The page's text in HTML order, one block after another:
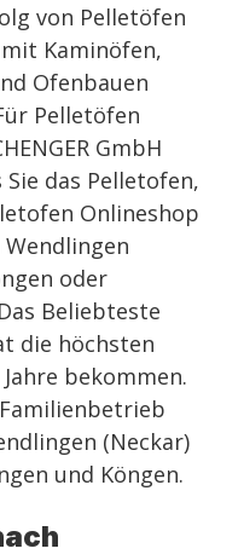
von Pelletöfen
Kaminöfen,
Ofenbauen
Pelletöfen
GmbH
das Pelletofen,
Onlineshop
oder
Beliebteste
die höchsten
bekommen.
Familienbetrieb
(Neckar)
und Köngen.